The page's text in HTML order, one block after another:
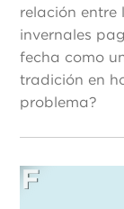
relación entre
invernales
fecha como
tradición en
problema?